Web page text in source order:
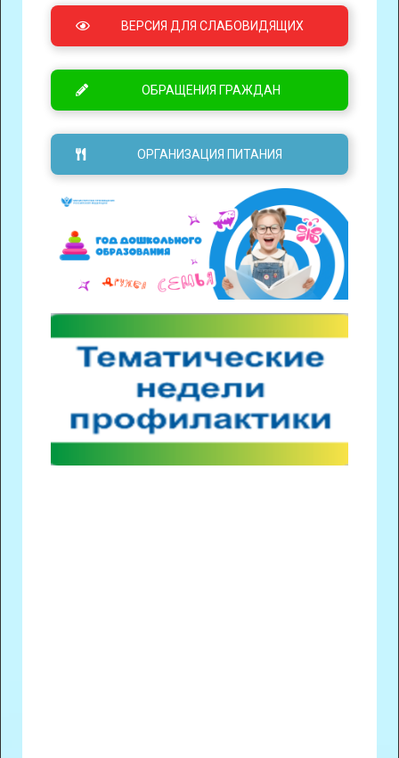
ВЕРСИЯ ДЛЯ СЛАБОВИДЯЩИХ
ОБРАЩЕНИЯ ГРАЖДАН
ОРГАНИЗАЦИЯ ПИТАНИЯ